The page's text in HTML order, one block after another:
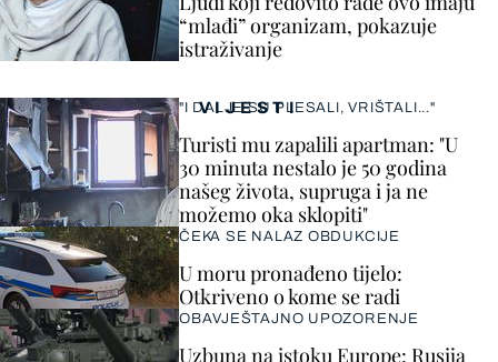
VIJESTI
"I DALJE SU PLESALI, VRIŠTALI..."
Turisti mu zapalili apartman: "U
30 minuta nestalo je 50 godina
našeg života, supruga i ja ne
možemo oka sklopiti"
ČEKA SE NALAZ OBDUKCIJE
U moru pronađeno tijelo:
Otkriveno o kome se radi
OBAVJEŠTAJNO UPOZORENJE
Uzbuna na istoku Europe: Rusija
“mlađi” organizam, pokazuje
istraživanje